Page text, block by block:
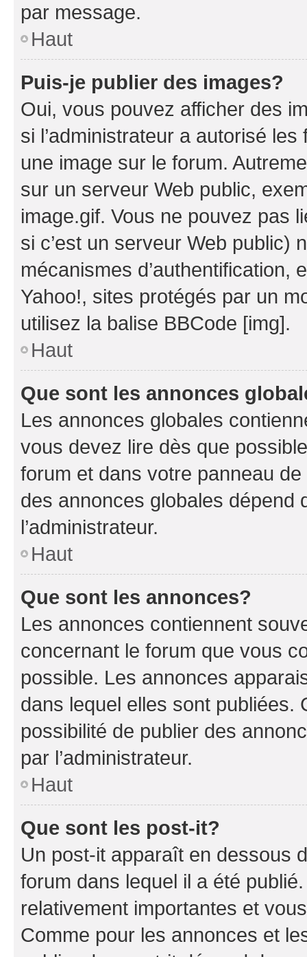
par message.
Haut
Puis-je publier des images?
Oui, vous pouvez afficher des
si l’administrateur a autorisé
une image sur le forum.
sur un serveur Web public,
image.gif. Vous ne pouvez pas
si c’est un serveur Web public)
mécanismes d’authentification,
Yahoo!, sites protégés par un
utilisez la balise BBCode [img].
Haut
Que sont les annonces
Les annonces globales
vous devez lire dès que
forum et dans votre panneau
des annonces globales dépend
l’administrateur.
Haut
Que sont les annonces?
Les annonces contiennent
concernant le forum que vous
possible. Les annonces
dans lequel elles sont publiées.
possibilité de publier des
par l’administrateur.
Haut
Que sont les post-it?
Un post-it apparaît en dessous
forum dans lequel il a été
relativement importantes et
Comme pour les annonces et